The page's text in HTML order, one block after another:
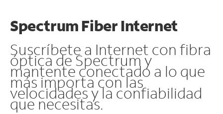
Spectrum Fiber Internet
Suscríbete a Internet con fibra
óptica de Spectrum y
mantente conectado a lo que
más importa con las
velocidades y la confiabilidad
que necesitas.